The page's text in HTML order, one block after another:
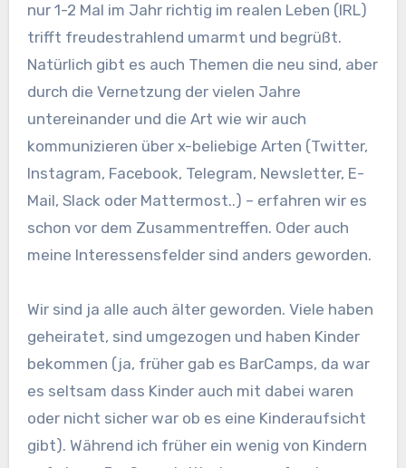
nur 1-2 Mal im Jahr richtig im realen Leben (IRL)
trifft freudestrahlend umarmt und begrüßt.
Natürlich gibt es auch Themen die neu sind, aber
durch die Vernetzung der vielen Jahre
untereinander und die Art wie wir auch
kommunizieren über x-beliebige Arten (Twitter,
Instagram, Facebook, Telegram, Newsletter, E-
Mail, Slack oder Mattermost..) – erfahren wir es
schon vor dem Zusammentreffen. Oder auch
meine Interessensfelder sind anders geworden.
Wir sind ja alle auch älter geworden. Viele haben
geheiratet, sind umgezogen und haben Kinder
bekommen (ja, früher gab es BarCamps, da war
es seltsam dass Kinder auch mit dabei waren
oder nicht sicher war ob es eine Kinderaufsicht
gibt). Während ich früher ein wenig von Kindern